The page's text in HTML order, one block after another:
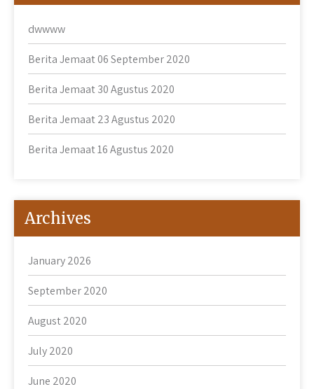
dwwww
Berita Jemaat 06 September 2020
Berita Jemaat 30 Agustus 2020
Berita Jemaat 23 Agustus 2020
Berita Jemaat 16 Agustus 2020
Archives
January 2026
September 2020
August 2020
July 2020
June 2020